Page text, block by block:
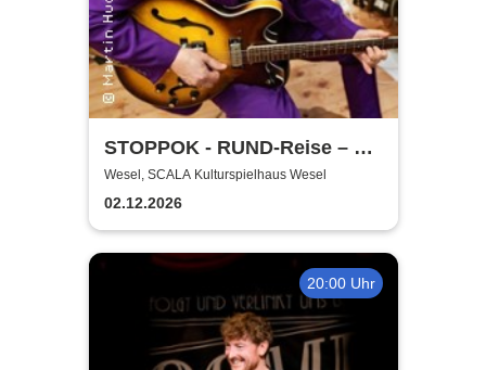
STOPPOK - RUND-Reise – die
SOLO-Tour 2026
Wesel, SCALA Kulturspielhaus Wesel
02.12.2026
20:00 Uhr